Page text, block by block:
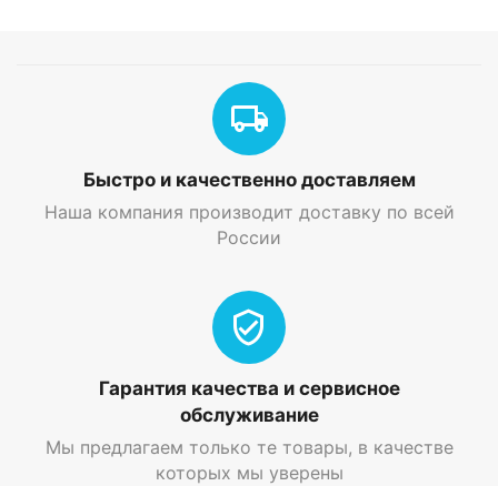
Быстро и качественно доставляем
Наша компания производит доставку по всей
России
Гарантия качества и сервисное
обслуживание
Мы предлагаем только те товары, в качестве
которых мы уверены